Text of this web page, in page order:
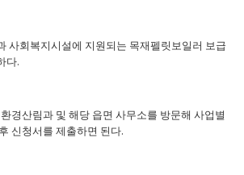
사회복지시설에 지원되는 목재펠릿보일러 보급
다.
경산림과 및 해당 읍면 사무소를 방문해 사업별
신청서를 제출하면 된다.